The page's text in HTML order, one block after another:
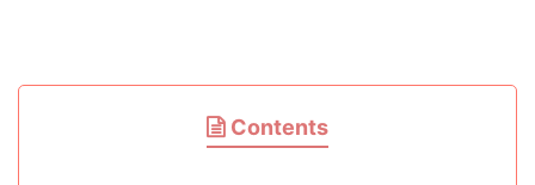
Contents